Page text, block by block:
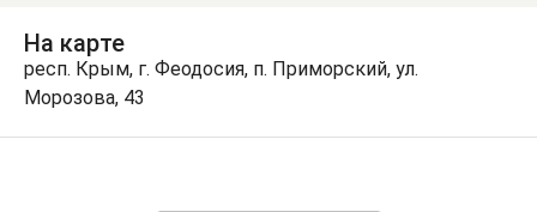
На карте
респ. Крым, г. Феодосия, п. Приморский, ул.
Морозова, 43